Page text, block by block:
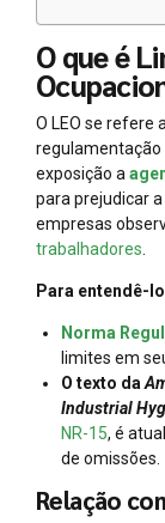
O que é
O LEO se refere
regulamentação
exposição a
para prejudicar
empresas
trabalhadores
Para entendê-
Norma
limites em
O texto da
Industrial
NR-15, é
de omissões.
Relação